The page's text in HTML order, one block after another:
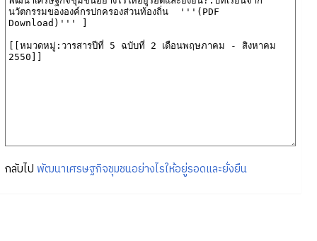
กลับไป พัฒนาเศรษฐกิจชุมชนอย่างไรให้อยู่รอดและยั่งยืน